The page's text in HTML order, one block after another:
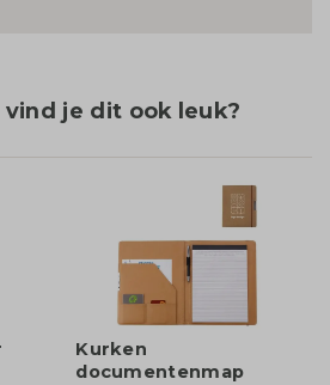
vind je dit ook leuk?
Kurken
documentenmap